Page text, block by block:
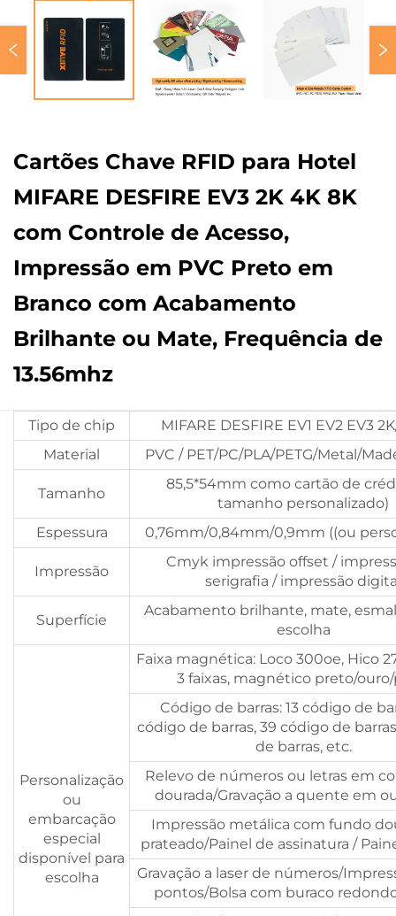
Cartões Chave RFID para Hotel
MIFARE DESFIRE EV3 2K 4K 8K
com Controle de Acesso,
Impressão em PVC Preto em
Branco com Acabamento
Brilhante ou Mate, Frequência de
13.56mhz
Tipo de chip
MIFARE DESFIRE EV1 EV2 EV3
Material
PVC / PET/PC/PLA/PETG/Metal/
Tamanho
85,5*54mm como cartão de
tamanho personalizado)
Espessura
0,76mm/0,84mm/0,9mm ((ou
Impressão
Cmyk impressão offset /
serigrafia / impressão
Superfície
Acabamento brilhante, mate,
escolha
Personalização
ou
embarcação
especial
disponível para
escolha
Faixa magnética: Loco 300oe, Hico
3 faixas, magnético preto/
Código de barras: 13 código de
código de barras, 39 código de
de barras, etc.
Relevo de números ou letras em
dourada/Gravação a quente em
Impressão metálica com fundo
prateado/Painel de assinatura /
Gravação a laser de números/
pontos/Bolsa com buraco